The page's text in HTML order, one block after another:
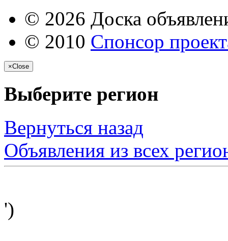
© 2026 Доска
© 2010 Спонсор
×Close
Выберите регион
Вернуться назад
Объявления из всех
')